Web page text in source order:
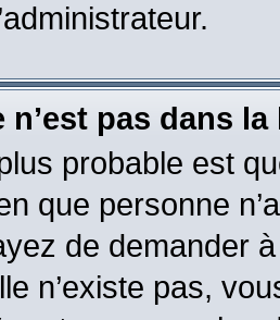
n’est pas dans
probable est
que personne
de demander
n’existe pas,